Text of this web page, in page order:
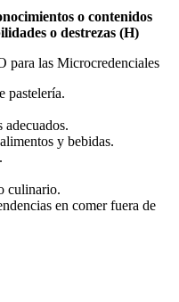
o contenidos
o destrezas (H)
para las Microcredenciales
pastelería.
y bebidas.
culinario.
en comer fuera de